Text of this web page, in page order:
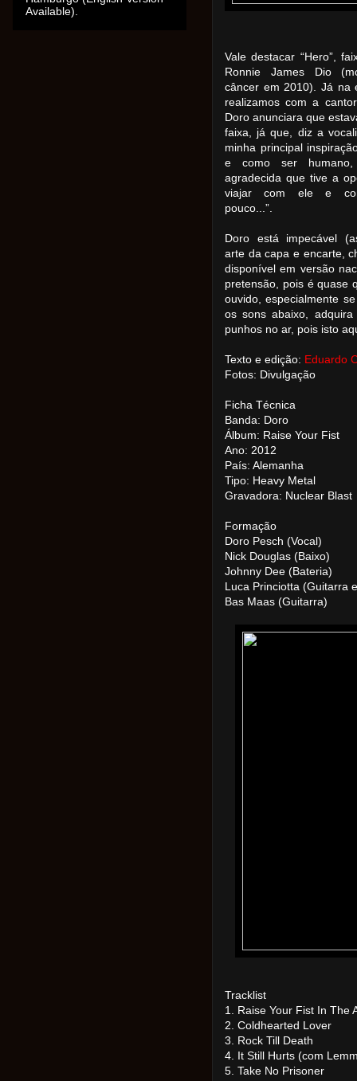
Vale destacar “Hero”,
Ronnie James Dio
câncer em 2010). Já na
realizamos com a
Doro anunciara que
faixa, já que, diz a
minha principal
e como ser
agradecida que tive a
viajar com ele e
pouco...”.
Doro está impecável
arte da capa e encarte,
disponível em versão
pretensão, pois é quase
ouvido, especialmente
os sons abaixo,
punhos no ar, pois isto
Texto e edição: Eduardo
Fotos: Divulgação
Ficha Técnica
Banda: Doro
Álbum: Raise Your Fist
Ano: 2012
País: Alemanha
Tipo: Heavy Metal
Gravadora: Nuclear Blast
Formação
Doro Pesch (Vocal)
Nick Douglas (Baixo)
Johnny Dee (Bateria)
Luca Princiotta (Guitarra
Bas Maas (Guitarra)
Tracklist
1. Raise Your Fist In The
2. Coldhearted Lover
3. Rock Till Death
4. It Still Hurts (com
5. Take No Prisoner
Available).